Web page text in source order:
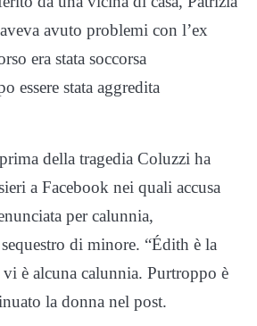
avuto problemi con l’ex
era stata soccorsa
essere stata aggredita
della tragedia Coluzzi ha
a Facebook nei quali accusa
per calunnia,
di minore. “Édith è la
è alcuna calunnia. Purtroppo è
la donna nel post.